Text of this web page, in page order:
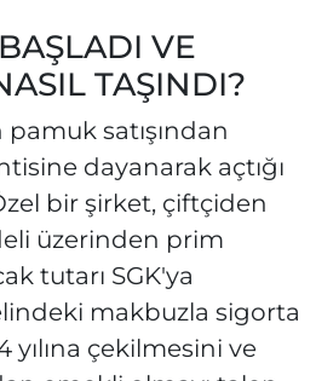
VE
TAŞINDI?
satışından
dayanarak açtığı
bir şirket, çiftçiden
üzerinden prim
tutarı SGK'ya
makbuzla sigorta
yılına çekilmesini ve